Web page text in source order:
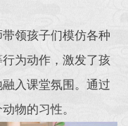
领孩子们模仿各种
为动作，激发了孩
入课堂氛围。通过
物的习性。